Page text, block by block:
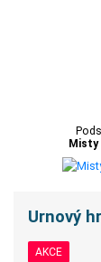
Misty
Urnový
AKCE